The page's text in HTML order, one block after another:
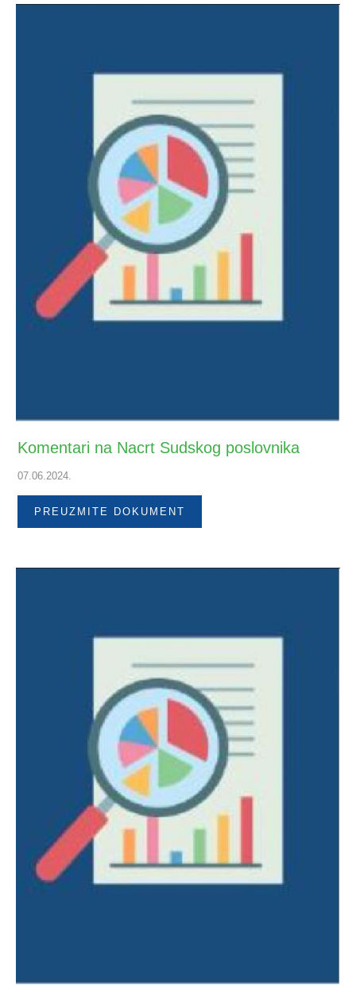
Komentari na Nacrt Sudskog poslovnika
07.06.2024.
PREUZMITE DOKUMENT